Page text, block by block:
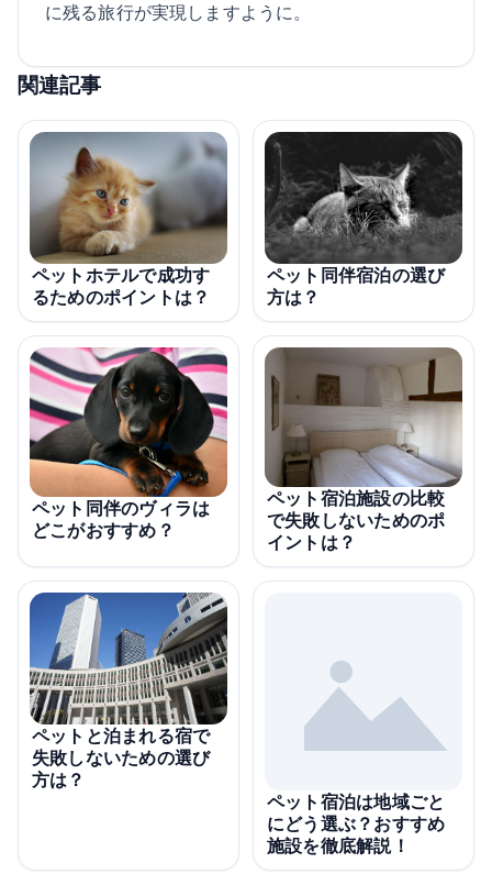
に残る旅行が実現しますように。
関連記事
ペットホテルで成功す
るためのポイントは？
ペット同伴宿泊の選び
方は？
ペット同伴のヴィラは
どこがおすすめ？
ペット宿泊施設の比較
で失敗しないためのポ
イントは？
ペットと泊まれる宿で
失敗しないための選び
方は？
ペット宿泊は地域ごと
にどう選ぶ？おすすめ
施設を徹底解説！